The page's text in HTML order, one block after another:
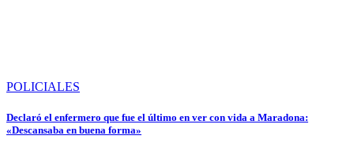
POLICIALES
Declaró el enfermero que fue el último en ver con vida a Maradona:
«Descansaba en buena forma»